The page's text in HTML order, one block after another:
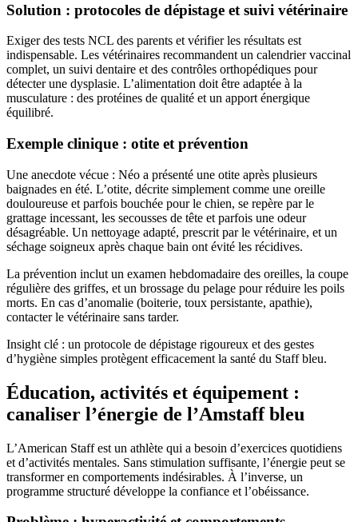
Solution : protocoles de dépistage et suivi vétérinaire
Exiger des tests NCL des parents et vérifier les résultats est
indispensable. Les vétérinaires recommandent un calendrier vaccinal
complet, un suivi dentaire et des contrôles orthopédiques pour
détecter une dysplasie. L’alimentation doit être adaptée à la
musculature : des protéines de qualité et un apport énergique
équilibré.
Exemple clinique : otite et prévention
Une anecdote vécue : Néo a présenté une otite après plusieurs
baignades en été. L’otite, décrite simplement comme une oreille
douloureuse et parfois bouchée pour le chien, se repère par le
grattage incessant, les secousses de tête et parfois une odeur
désagréable. Un nettoyage adapté, prescrit par le vétérinaire, et un
séchage soigneux après chaque bain ont évité les récidives.
La prévention inclut un examen hebdomadaire des oreilles, la coupe
régulière des griffes, et un brossage du pelage pour réduire les poils
morts. En cas d’anomalie (boiterie, toux persistante, apathie),
contacter le vétérinaire sans tarder.
Insight clé : un protocole de dépistage rigoureux et des gestes
d’hygiène simples protègent efficacement la santé du Staff bleu.
Éducation, activités et équipement :
canaliser l’énergie de l’Amstaff bleu
L’American Staff est un athlète qui a besoin d’exercices quotidiens
et d’activités mentales. Sans stimulation suffisante, l’énergie peut se
transformer en comportements indésirables. À l’inverse, un
programme structuré développe la confiance et l’obéissance.